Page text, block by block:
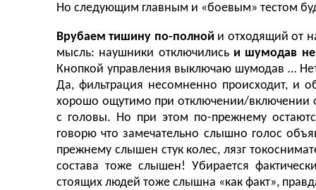
Но следующим главным и «боевым» тестом
Врубаем тишину по-полной и отходящий от
мысль: наушники отключились и шумодав не
Кнопкой управления выключаю шумодав …
Да, фильтрация несомненно происходит, и
хорошо ощутимо при отключении/включении
с головы. Но при этом по-прежнему
говорю что замечательно слышно голос
прежнему слышен стук колес, лязг
состава тоже слышен! Убирается
стоящих людей тоже слышна «как факт»,